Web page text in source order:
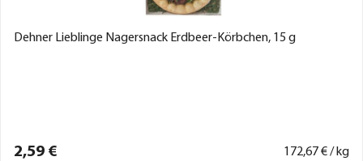
Dehner Lieblinge Nagersnack Erdbeer-Körbchen, 15 g
2,59 € 172,67€ / kg